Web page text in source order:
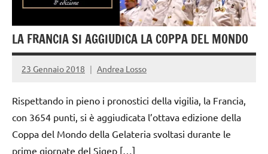
LA FRANCIA SI AGGIUDICA LA COPPA DEL MONDO
23 Gennaio 2018 Andrea Losso
Rispettando in pieno i pronostici della vigilia, la Francia,
con 3654 punti, si è aggiudicata l’ottava edizione della
Coppa del Mondo della Gelateria svoltasi durante le
prime giornate del Sigep […]